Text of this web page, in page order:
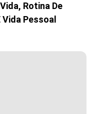
Rotina De
Pessoal